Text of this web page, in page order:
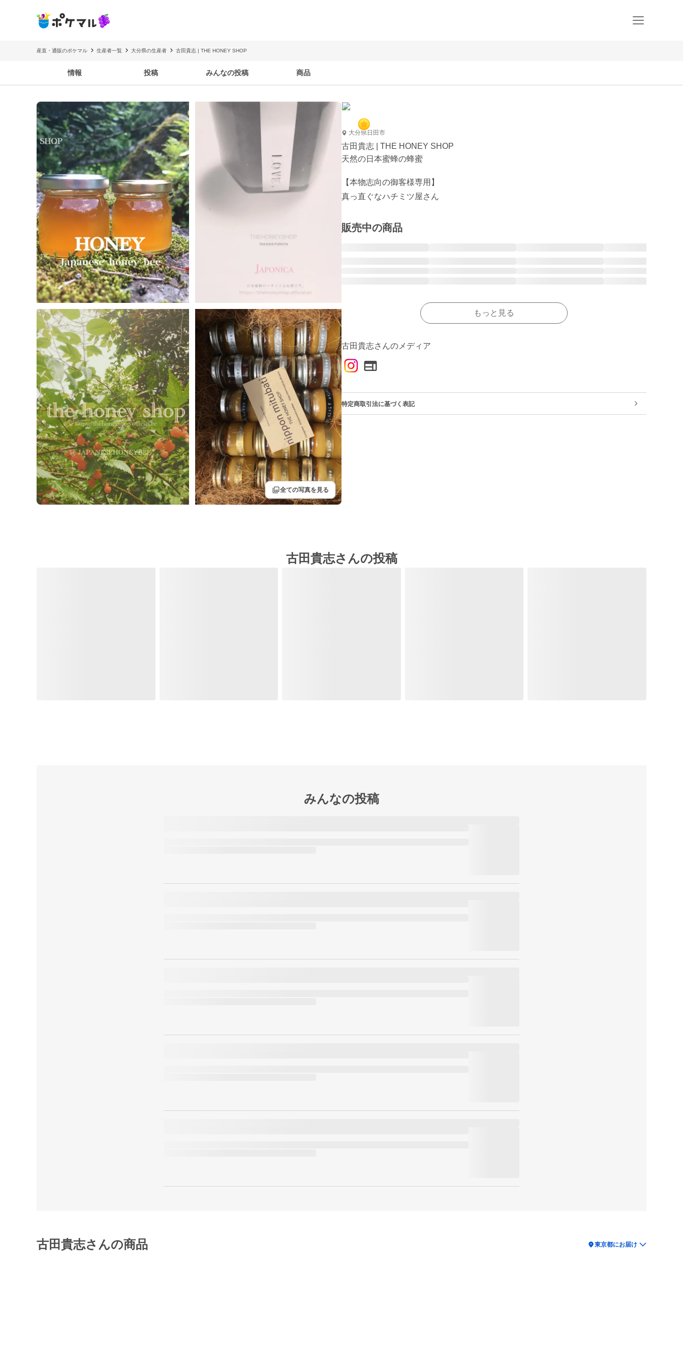
産直・通販のポケマル 生産者一覧 大分県の生産者 古田貴志 | THE HONEY SHOP
情報 投稿 みんなの投稿 商品
filter全ての写真を見る
大分県日田市
古田貴志 | THE HONEY SHOP
天然の日本蜜蜂の蜂蜜
【本物志向の御客様専用】
販売中の商品
もっと見る
古田貴志さんのメディア
特定商取引法に基づく表記
古田貴志さんの投稿
みんなの投稿
古田貴志さんの商品 location_on東京都にお届け